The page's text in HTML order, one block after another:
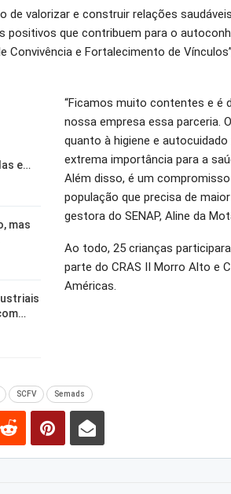
de valorizar e construir relações
positivos que contribuem para o
Convivência e Fortalecimento de
e…
mas
“Ficamos muito contentes e é
nossa empresa essa parceria.
quanto à higiene e autocuidado
extrema importância para a
Além disso, é um
população que precisa de
gestora do SENAP, Aline da
Ao todo, 25 crianças
parte do CRAS II Morro Alto e
Américas.
SCFV Semads